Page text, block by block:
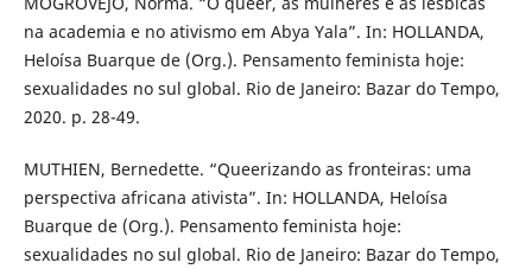
na academia e no ativismo em Abya Yala”. In: HOLLANDA,
Heloísa Buarque de (Org.). Pensamento feminista hoje:
sexualidades no sul global. Rio de Janeiro: Bazar do Tempo,
2020. p. 28-49.
MUTHIEN, Bernedette. “Queerizando as fronteiras: uma
perspectiva africana ativista”. In: HOLLANDA, Heloísa
Buarque de (Org.). Pensamento feminista hoje:
sexualidades no sul global. Rio de Janeiro: Bazar do Tempo,